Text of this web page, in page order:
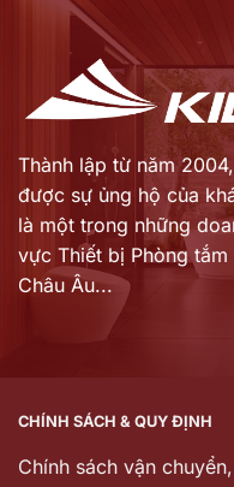
Thành lập từ năm
được sự ủng hộ của
là một trong những
vực Thiết bị Phòng tắm
Châu Âu...
CHÍNH SÁCH & QUY ĐỊNH
Chính sách vận